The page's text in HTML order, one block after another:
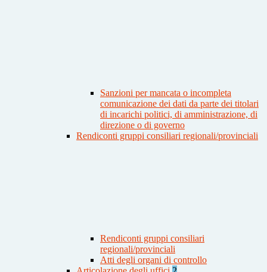
Sanzioni per mancata o incompleta
comunicazione dei dati da parte dei titolari
di incarichi politici, di amministrazione, di
direzione o di governo
Rendiconti gruppi consiliari regionali/provinciali
Rendiconti gruppi consiliari
regionali/provinciali
Atti degli organi di controllo